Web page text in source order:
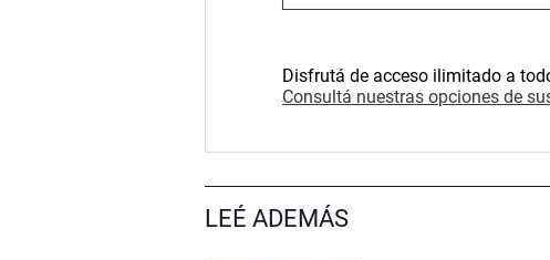
Disfrutá de acceso ilimitado a
Consultá nuestras opciones de
LEÉ ADEMÁS